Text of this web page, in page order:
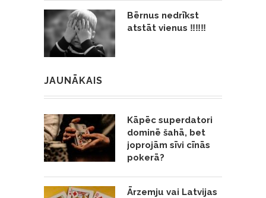
Bērnus nedrīkst
atstāt vienus ‼️‼️‼️
JAUNĀKAIS
Kāpēc superdatori
dominē šahā, bet
joprojām sīvi cīnās
pokerā?
Ārzemju vai Latvijas